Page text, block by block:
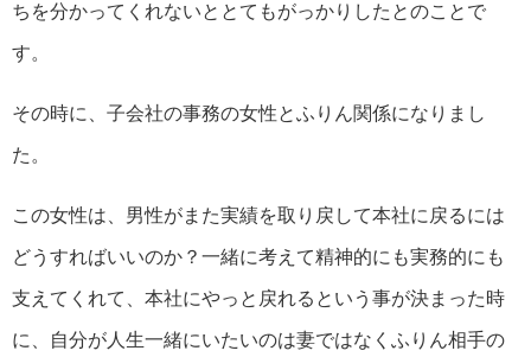
ちを分かってくれないととてもがっかりしたとのことで
す。
その時に、子会社の事務の女性とふりん関係になりまし
た。
この女性は、男性がまた実績を取り戻して本社に戻るには
どうすればいいのか？一緒に考えて精神的にも実務的にも
支えてくれて、本社にやっと戻れるという事が決まった時
に、自分が人生一緒にいたいのは妻ではなくふりん相手の